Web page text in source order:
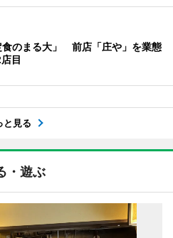
食のまる大」 前店「庄や」を業態
目
と見る
・遊ぶ